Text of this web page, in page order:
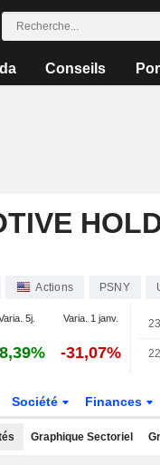
Conseils
Actions PSNY
5j. Varia. 1 janv.
-31,07%
Société Finances
Graphique Sectoriel